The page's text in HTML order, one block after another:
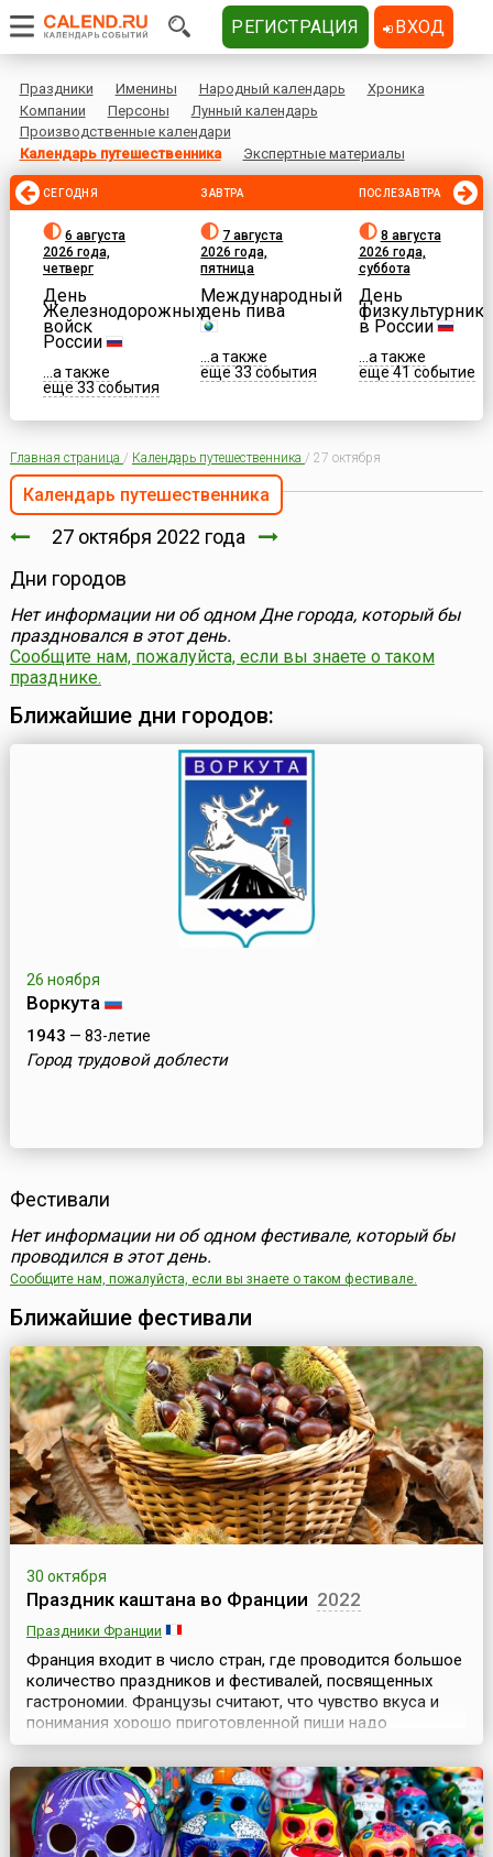
Праздники Именины Народный календарь
Хроника
Компании
Персоны
Лунный календарь
Производственные календари
Календарь путешественника
Экспертные материалы
СЕГОДНЯ
6 августа
2026 года,
четверг
День
Железнодорожных
войск
России
...а также
еще 33 события
ЗАВТРА
7 августа
2026 года,
пятница
Международный
день пива
...а также
еще 33 события
ПОСЛЕЗАВТРА
8 августа
2026 года,
суббота
День
физкультурника
в России
...а также
еще 41 событие
Главная страница / Календарь путешественника / 27 октября
Календарь путешественника
27 октября 2022 года
Дни городов
Нет информации ни об одном Дне города, который бы
праздновался в этот день.
Сообщите нам, пожалуйста, если вы знаете о таком
празднике.
Ближайшие дни городов:
26 ноября
Воркута
1943 — 83-летие
Город трудовой доблести
Фестивали
Нет информации ни об одном фестивале, который бы
проводился в этот день.
Сообщите нам, пожалуйста, если вы знаете о таком фестивале.
Ближайшие фестивали
30 октября
Праздник каштана во Франции 2022
Праздники Франции
Франция входит в число стран, где проводится большое
количество праздников и фестивалей, посвященных
гастрономии. Французы считают, что чувство вкуса и
понимания хорошо приготовленной пищи надо
воспитывать в людях с детства, как умение читать.
Поэтому нельзя пройти мимо такой необычной даты,
как Праздник каштана. Этот продукт французы очень
ценят и считают национальным. Именно они впервые
нача...
РЕГИСТРАЦИЯ ВХОД